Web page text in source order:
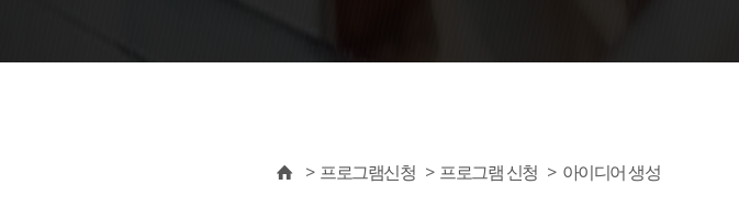
프로그램신청 프로그램 신청 아이디어 생성